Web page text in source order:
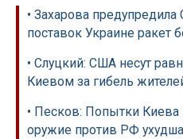
• Захарова
поставок Украине ракет
• Слуцкий: США несут
Киевом за гибель
• Песков: Попытки
оружие против РФ